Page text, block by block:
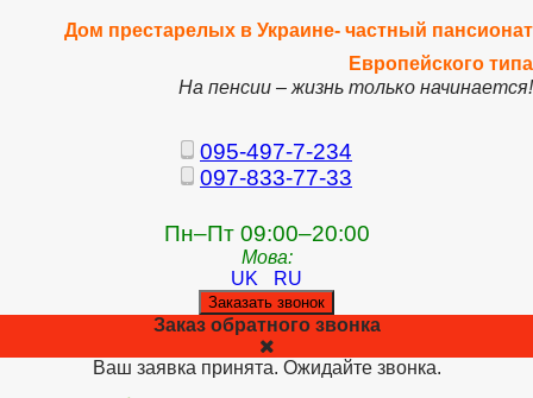
Дом престарелых в Украине- частный пансионат
Европейского типа
На пенсии – жизнь только начинается!
095-497-7-234
097-833-77-33
Пн–Пт 09:00–20:00
Мова:
UK
RU
Заказать звонок
Заказ обратного звонка
Ваш заявка принята. Ожидайте звонка.